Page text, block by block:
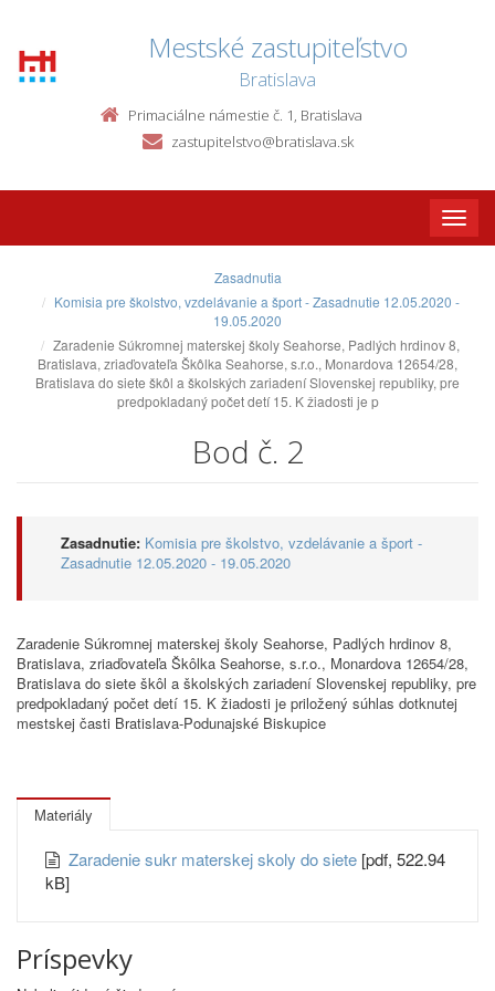
Mestské zastupiteľstvo
Bratislava
Primaciálne námestie č. 1, Bratislava
zastupitelstvo@bratislava.sk
Toggle
Zasadnutia
Komisia pre školstvo, vzdelávanie a šport - Zasadnutie 12.05.2020 -
19.05.2020
Zaradenie Súkromnej materskej školy Seahorse, Padlých hrdinov 8,
Bratislava, zriaďovateľa Škôlka Seahorse, s.r.o., Monardova 12654/28,
Bratislava do siete škôl a školských zariadení Slovenskej republiky, pre
predpokladaný počet detí 15. K žiadosti je p
Bod č. 2
Zasadnutie: Komisia pre školstvo, vzdelávanie a šport -
Zasadnutie 12.05.2020 - 19.05.2020
Zaradenie Súkromnej materskej školy Seahorse, Padlých hrdinov 8,
Bratislava, zriaďovateľa Škôlka Seahorse, s.r.o., Monardova 12654/28,
Bratislava do siete škôl a školských zariadení Slovenskej republiky, pre
predpokladaný počet detí 15. K žiadosti je priložený súhlas dotknutej
mestskej časti Bratislava-Podunajské Biskupice
Materiály
Zaradenie sukr materskej skoly do siete [pdf, 522.94
kB]
Príspevky